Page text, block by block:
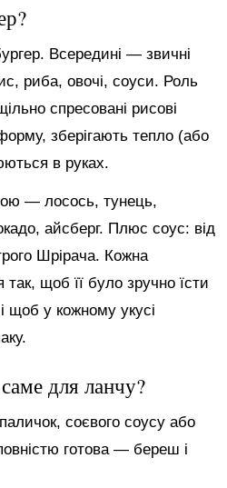
Всередині — звичні
риба, овочі, соуси. Роль
спресовані рисові
зберігають тепло (або
в руках.
— лосось, тунець,
айсберг. Плюс соус: від
Шрірача. Кожна
так, щоб її було зручно їсти
щоб у кожному укусі
для ланчу?
соєвого соусу або
готова — береш і